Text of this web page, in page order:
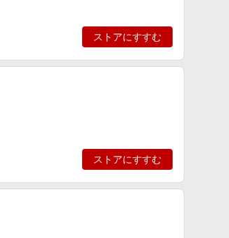
ストアにすすむ
ストアにすすむ